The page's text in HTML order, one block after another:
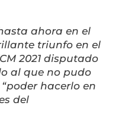
ahora en el
triunfo en el
2021 disputado
al que no pudo
hacerlo en
del